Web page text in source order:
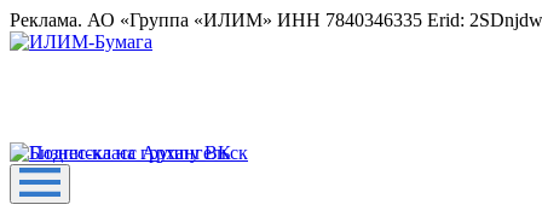
Реклама. АО «Группа «ИЛИМ» ИНН 7840346335 Erid: